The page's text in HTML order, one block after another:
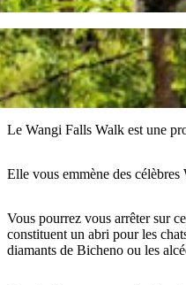
Le Wangi Falls Walk est une
Elle vous emmène des
Vous pourrez vous arrêter sur
constituent un abri pour les
diamants de Bicheno ou les